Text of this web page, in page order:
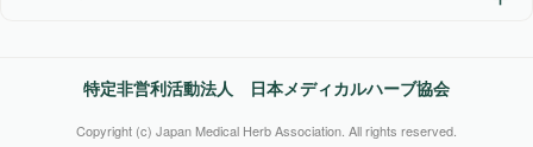
特定非営利活動法人 日本メディカルハーブ協会
Copyright (c) Japan Medical Herb Association. All rights reserved.